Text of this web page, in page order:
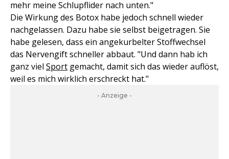
mehr meine Schlupflider nach unten."
Die Wirkung des Botox habe jedoch schnell wieder
nachgelassen. Dazu habe sie selbst beigetragen. Sie
habe gelesen, dass ein angekurbelter Stoffwechsel
das Nervengift schneller abbaut. "Und dann hab ich
ganz viel Sport gemacht, damit sich das wieder auflöst,
weil es mich wirklich erschreckt hat."
- Anzeige -